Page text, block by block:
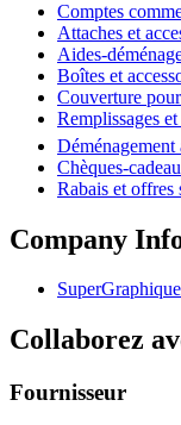
Comptes
Attaches et
Aides-
Boîtes et
Couverture
Remplissages
Déménagement
Chèques-
Rabais et offres
Company
Collaborez
Fournisseur